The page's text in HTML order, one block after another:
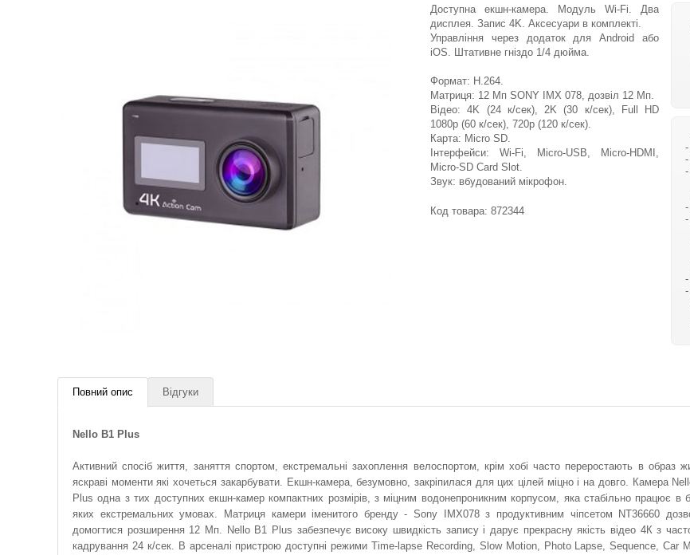
Доступна екшн-камера. Модуль Wi-Fi. Два
дисплея. Запис 4K. Аксесуари в комплекті.
Управління через додаток для Android або
iOS. Штативне гніздо 1/4 дюйма.
Формат: H.264.
Матриця: 12 Mп SONY IMX 078, дозвіл 12 Мп.
Відео: 4K (24 к/сек), 2K (30 к/сек), Full HD
1080p (60 к/сек), 720р (120 к/сек).
Карта: Micro SD.
Інтерфейси: Wi-Fi, Micro-USB, Micro-HDMI,
Micro-SD Card Slot.
Звук: вбудований мікрофон.
Код товара: 872344
Повний опис Відгуки
Nello B1 Plus
Активний спосіб життя, заняття спортом, екстремальні захоплення велоспортом, крім хобі часто переростають в образ
яскраві моменти які хочеться закарбувати. Екшн-камера, безумовно, закріпилася для цих цілей міцно і на довго. Камера
Plus одна з тих доступних екшн-камер компактних розмірів, з міцним водонепроникним корпусом, яка стабільно працює в
яких екстремальних умовах. Матриця камери іменитого бренду - Sony IMX078 з продуктивним чіпсетом NT36660
домогтися розширення 12 Мп. Nello B1 Plus забезпечує високу швидкість запису і дарує прекрасну якість відео 4К з
кадрування 24 к/сек. В арсеналі пристрою доступні режими Time-lapse Recording, Slow Motion, Photo Lapse, Sequence, Car